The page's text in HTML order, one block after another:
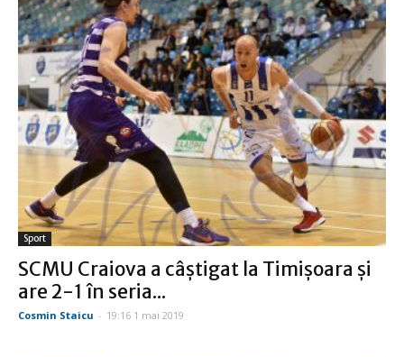
Sport
SCMU Craiova a câştigat la Timişoara şi
are 2-1 în seria...
Cosmin Staicu - 19:16 1 mai 2019